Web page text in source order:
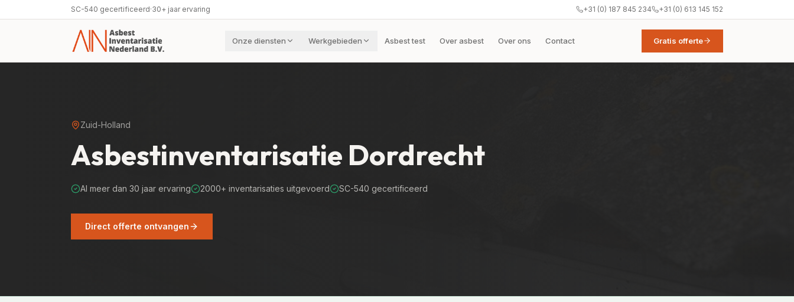
SC-540 gecertificeerd·30+ jaar ervaring +31 (0) 187 845 234 +31 (0) 613 145 152
Onze diensten Werkgebieden Asbest test Over asbest Over ons Contact Gratis offerte
Zuid-Holland
Asbestinventarisatie Dordrecht
Al meer dan 30 jaar ervaring 2000+ inventarisaties uitgevoerd SC-540 gecertificeerd
Direct offerte ontvangen